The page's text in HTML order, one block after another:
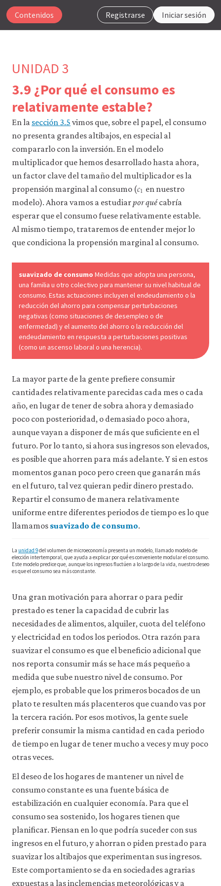
Registrarse Iniciar sesión
Contenidos
que
nuestro
web
funcione,
CORE
Econ
utiliza
necesarias.
Puedes
desactivarlas
través
de
configuración
navegador,
pero
posible
que
eso
afecte
del
sitio
web
(como,
por
ejemplo,
acceder
a
para
los
que
que
tener
iniciada).
También
nos
cookies
analíticas
nos
ayuden
mejorar
la
funcionalidad
la
facilidad
de
uso
de
nuestro
web.
cookies
analíticas
se
instalarán
las
aceptas.
ni
cedemos
UNIDAD 3
3.9 ¿Por qué el consumo es
relativamente estable?
En la sección 3.5 vimos que, sobre el papel, el consumo
no presenta grandes altibajos, en especial al
compararlo con la inversión. En el modelo
multiplicador que hemos desarrollado hasta ahora,
un factor clave del tamaño del multiplicador es la
propensión marginal al consumo (𝑐1 en nuestro
modelo). Ahora vamos a estudiarpor quécabría
esperar que el consumo fuese relativamente estable.
Al mismo tiempo, trataremos de entender mejor lo
que condiciona la propensión marginal al consumo.
suavizado de consumo Medidas que adopta una persona,
una familia u otro colectivo para mantener su nivel habitual de
consumo. Estas actuaciones incluyen el endeudamiento o la
reducción del ahorro para compensar perturbaciones
negativas (como situaciones de desempleo o de
enfermedad) y el aumento del ahorro o la reducción del
endeudamiento en respuesta a perturbaciones positivas
(como un ascenso laboral o una herencia).
La mayor parte de la gente prefiere consumir
cantidades relativamente parecidas cada mes o cada
año, en lugar de tener de sobra ahora y demasiado
poco con posterioridad, o demasiado poco ahora,
aunque vayan a disponer de más que suficiente en el
futuro. Por lo tanto, si ahora sus ingresos son elevados,
es posible que ahorren para más adelante. Y si en estos
momentos ganan poco pero creen que ganarán más
en el futuro, tal vez quieran pedir dinero prestado.
Repartir el consumo de manera relativamente
uniforme entre diferentes periodos de tiempo es lo que
llamamos suavizado de consumo.
La unidad 9del volumen de microeconomía presenta un modelo, llamado modelo de
elección intertemporal, que ayuda a explicar por qué es conveniente modular el consumo.
Este modelo predice que, aunque los ingresos fluctúen a lo largo de la vida, nuestro deseo
es que el consumo sea más constante.
Una gran motivación para ahorrar o para pedir
prestado es tener la capacidad de cubrir las
necesidades de alimentos, alquiler, cuota del teléfono
y electricidad en todos los periodos. Otra razón para
suavizar el consumo es que el beneficio adicional que
nos reporta consumir más se hace más pequeño a
medida que sube nuestro nivel de consumo. Por
ejemplo, es probable que los primeros bocados de un
plato te resulten más placenteros que cuando vas por
la tercera ración. Por esos motivos, la gente suele
preferir consumir la misma cantidad en cada periodo
de tiempo en lugar de tener mucho a veces y muy poco
otras veces.
El deseo de los hogares de mantener un nivel de
consumo constante es una fuente básica de
estabilización en cualquier economía. Para que el
consumo sea sostenido, los hogares tienen que
planificar. Piensan en lo que podría suceder con sus
ingresos en el futuro, y ahorran o piden prestado para
suavizar los altibajos que experimentan sus ingresos.
Este comportamiento se da en sociedades agrarias
expuestas a las inclemencias meteorológicas y a